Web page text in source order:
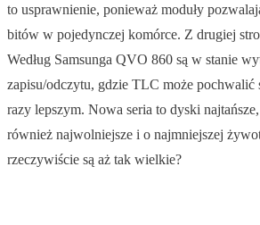
to usprawnienie, ponieważ moduły
bitów w pojedynczej komórce. Z drugiej
Według Samsunga QVO 860 są w stanie
zapisu/odczytu, gdzie TLC może pochwalić
razy lepszym. Nowa seria to dyski
również najwolniejsze i o najmniejszej
rzeczywiście są aż tak wielkie?